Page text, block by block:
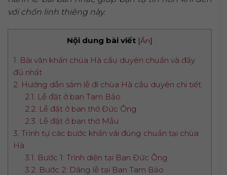
với chốn linh thiêng này.
Nội dung bài viết [Ẩn]
1. Bài văn khấn chùa Hà cầu duyên chuẩn và đầy
đủ nhất
2. Hướng dẫn sắm lễ đi chùa Hà cầu duyên chi tiết
2.1. Lễ đặt ở ban Tam Bảo
2.2. Lễ đặt ở ban thờ Đức Ông
2.3. Lễ đặt ở ban thờ Mẫu
3. Trình tự các bước khấn vái đúng chuẩn tại chùa
Hà
3.1. Bước 1: Trình diện tại Ban Đức Ông
3.2. Bước 2: Dâng lễ tại Ban Tam Bảo